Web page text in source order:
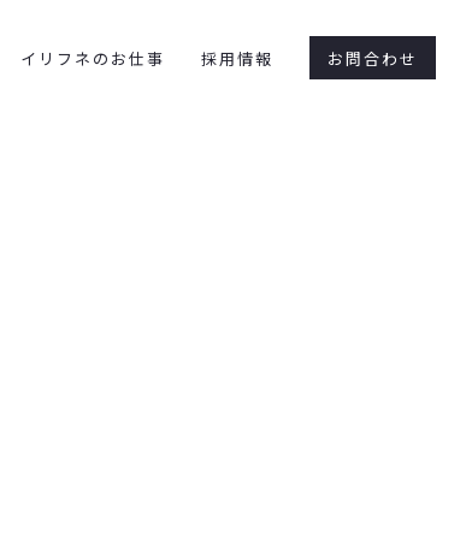
イリフネのお仕事 採用情報 お問合わせ